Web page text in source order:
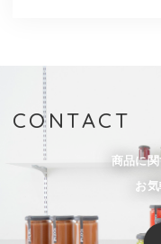
CONTACT
商品に
お